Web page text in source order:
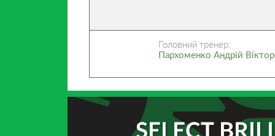
Головний тренер:
Пархоменко Андрій